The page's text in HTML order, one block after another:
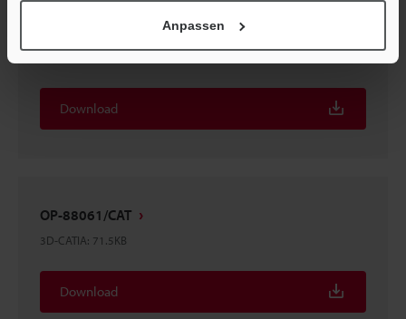
Anpassen
Download
OP-88061/CAT
3D-CATIA: 71.5KB
Download